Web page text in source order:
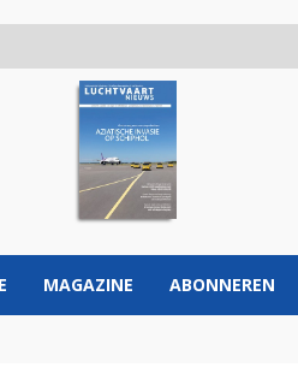
MAGAZINE ABONNEREN